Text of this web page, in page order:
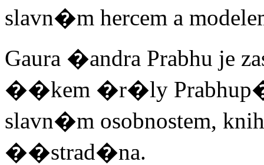
slavn�m hercem a
Gaura �andra Prabhu je
��kem �r�ly
slavn�m osobnostem,
��strad�na.